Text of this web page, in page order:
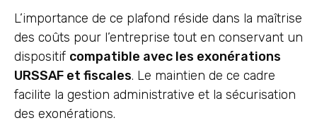
L’importance de ce plafond réside dans la maîtrise
des coûts pour l’entreprise tout en conservant un
dispositif compatible avec les exonérations
URSSAF et fiscales. Le maintien de ce cadre
facilite la gestion administrative et la sécurisation
des exonérations.